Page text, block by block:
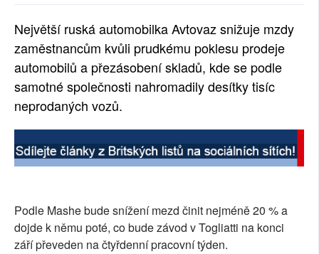
RUBRIKY
PLNÁ VERZE STRÁNEK
Největší ruská automobilka Avtovaz snižuje mzdy
zaměstnancům kvůli prudkému poklesu prodeje
automobilů a přezásobení skladů, kde se podle
samotné společnosti nahromadily desítky tisíc
neprodaných vozů.
Podle Mashe bude snížení mezd činit nejméně 20 % a
dojde k němu poté, co bude závod v Togliatti na konci
září převeden na čtyřdenní pracovní týden.